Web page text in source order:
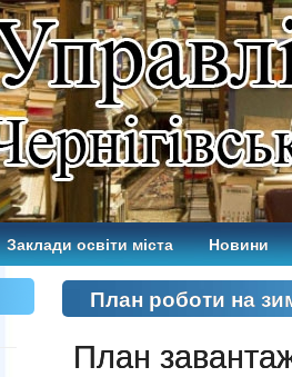
Заклади освіти міста Новини
План роботи на
План